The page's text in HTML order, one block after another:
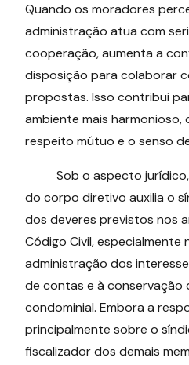
Quando os moradores
administração atua com
cooperação, aumenta a
disposição para colaborar
propostas. Isso contribui
ambiente mais harmonioso,
respeito mútuo e o senso
Sob o aspecto jurídico,
do corpo diretivo auxilia o
dos deveres previstos nos
Código Civil, especialmente
administração dos
de contas e à conservação
condominial. Embora a
principalmente sobre o
fiscalizador dos demais